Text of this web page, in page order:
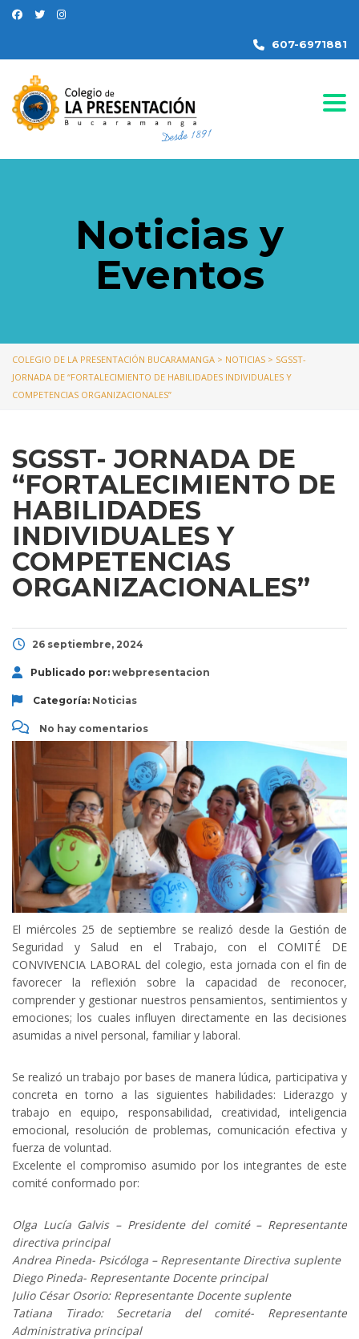
607-6971881
Noticias y
Eventos
COLEGIO DE LA PRESENTACIÓN BUCARAMANGA > NOTICIAS > SGSST-
JORNADA DE “FORTALECIMIENTO DE HABILIDADES INDIVIDUALES Y
COMPETENCIAS ORGANIZACIONALES”
SGSST- JORNADA DE
“FORTALECIMIENTO DE
HABILIDADES
INDIVIDUALES Y
COMPETENCIAS
ORGANIZACIONALES”
26 septiembre, 2024
Publicado por: webpresentacion
Categoría: Noticias
No hay comentarios
El miércoles 25 de septiembre se realizó desde la Gestión de
Seguridad y Salud en el Trabajo, con el COMITÉ DE
CONVIVENCIA LABORAL del colegio, esta jornada con el fin de
favorecer la reflexión sobre la capacidad de reconocer,
comprender y gestionar nuestros pensamientos, sentimientos y
emociones; los cuales influyen directamente en las decisiones
asumidas a nivel personal, familiar y laboral.
Se realizó un trabajo por bases de manera lúdica, participativa y
concreta en torno a las siguientes habilidades: Liderazgo y
trabajo en equipo, responsabilidad, creatividad, inteligencia
emocional, resolución de problemas, comunicación efectiva y
fuerza de voluntad.
Excelente el compromiso asumido por los integrantes de este
comité conformado por:
Olga Lucía Galvis – Presidente del comité – Representante
directiva principal
Andrea Pineda- Psicóloga – Representante Directiva suplente
Diego Pineda- Representante Docente principal
Julio César Osorio: Representante Docente suplente
Tatiana Tirado: Secretaria del comité- Representante
Administrativa principal